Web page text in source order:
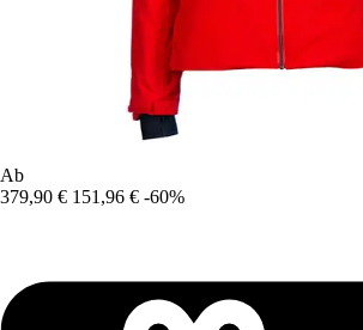
Ab
379,90 € 151,96 € -60%